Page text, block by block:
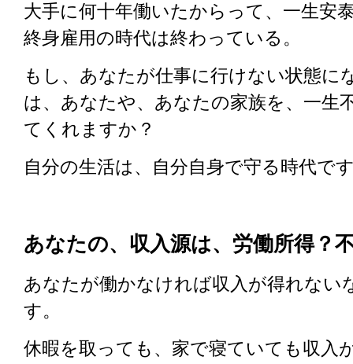
大手に何十年働いたからって、一生安
終身雇用の時代は終わっている。
もし、あなたが仕事に行けない状態に
は、あなたや、あなたの家族を、一生
てくれますか？
自分の生活は、自分自身で守る時代で
あなたの、収入源は、労働所得？
あなたが働かなければ収入が得れない
す。
休暇を取っても、家で寝ていても収入